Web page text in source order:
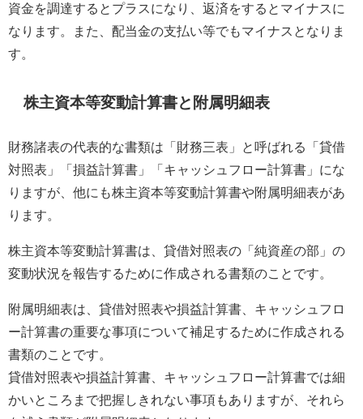
資金を調達するとプラスになり、返済をするとマイナスに
なります。また、配当金の支払い等でもマイナスとなりま
す。
株主資本等変動計算書と附属明細表
財務諸表の代表的な書類は「財務三表」と呼ばれる「貸借
対照表」「損益計算書」「キャッシュフロー計算書」にな
りますが、他にも株主資本等変動計算書や附属明細表があ
ります。
株主資本等変動計算書は、貸借対照表の「純資産の部」の
変動状況を報告するために作成される書類のことです。
附属明細表は、貸借対照表や損益計算書、キャッシュフロ
ー計算書の重要な事項について補足するために作成される
書類のことです。
貸借対照表や損益計算書、キャッシュフロー計算書では細
かいところまで把握しきれない事項もありますが、それら